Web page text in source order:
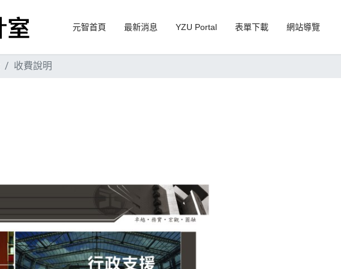
元智首頁 最新消息 YZU Portal 表單下載 網站導覽
收費說明